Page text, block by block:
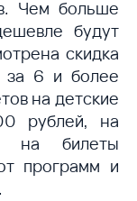
Чем больше
будут
скидка
за 6 и более
на детские
рублей, на
на билеты
программ и